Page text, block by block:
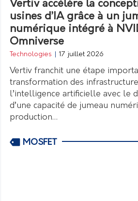
Vertiv accélère la
usines d’IA grâce à un
numérique intégré à
Omniverse
Technologies 17 juillet 2026
Vertiv franchit une étape
transformation des
l’intelligence artificielle avec le
d’une capacité de jumeau
production…
MOSFET